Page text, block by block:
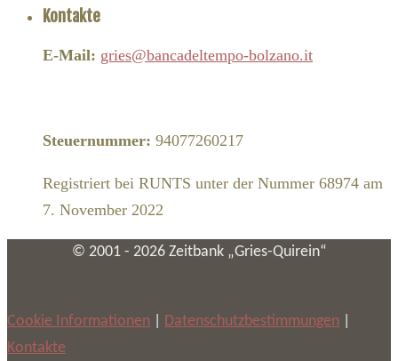
Kontakte
E-Mail: gries@bancadeltempo-bolzano.it
Steuernummer: 94077260217
Registriert bei RUNTS unter der Nummer 68974 am
7. November 2022
© 2001 - 2026Zeitbank „Gries-Quirein“
Cookie Informationen Datenschutzbestimmungen
Kontakte